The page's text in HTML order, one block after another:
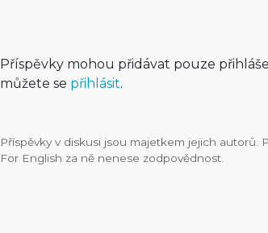
Příspěvky mohou přidávat pouze
můžete se přihlásit.
Příspěvky v diskusi jsou majetkem jejich autorů.
For English za ně nenese zodpovědnost.